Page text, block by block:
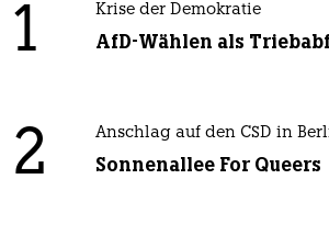
1 Krise der Demokratie
AfD-Wählen als
2 Anschlag auf den CSD in
Sonnenallee For Queers